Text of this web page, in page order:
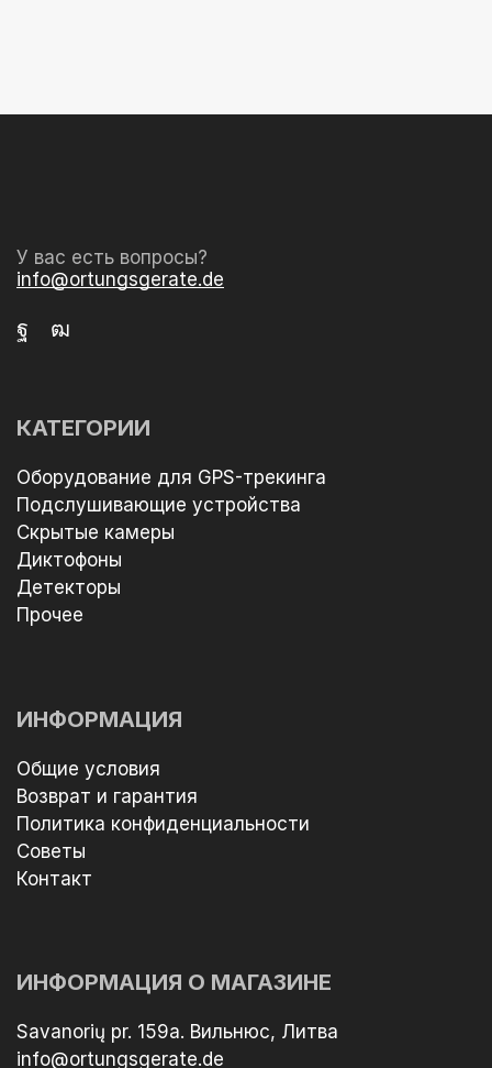
У вас есть вопросы?
info@ortungsgerate.de
КАТЕГОРИИ
Оборудование для GPS-трекинга
Подслушивающие устройства
Скрытые камеры
Диктофоны
Детекторы
Прочее
ИНФОРМАЦИЯ
Общие условия
Возврат и гарантия
Политика конфиденциальности
Советы
Контакт
ИНФОРМАЦИЯ О МАГАЗИНЕ
Savanorių pr. 159a. Вильнюс, Литва
info@ortungsgerate.de